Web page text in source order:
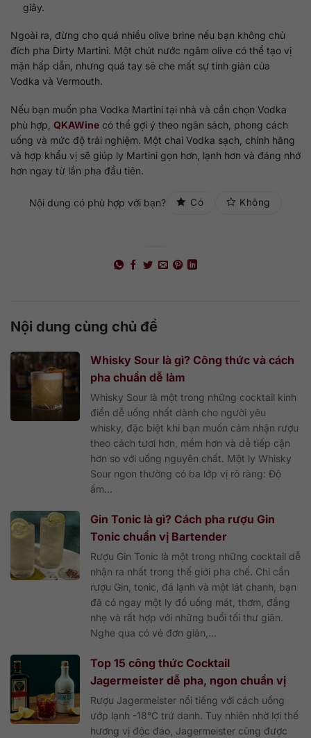
giây.
Ngoài ra, đừng cho quá nhiều olive brine nếu bạn không chủ
đích pha Dirty Martini. Một chút nước ngâm olive có thể tạo vị
mặn hấp dẫn, nhưng quá tay sẽ che mất sự tinh giản của
Vodka và Vermouth.
Nếu bạn muốn pha Vodka Martini tại nhà và cần chọn Vodka
phù hợp, QKAWine có thể gợi ý theo ngân sách, phong cách
uống và mức độ trải nghiệm. Một chai Vodka sạch, chính hãng
và hợp khẩu vị sẽ giúp ly Martini gọn hơn, lạnh hơn và đáng nhớ
hơn ngay từ lần pha đầu tiên.
Nội dung có phù hợp với bạn? Có Không
Nội dung cùng chủ đề
Whisky Sour là gì? Công thức và cách
pha chuẩn dễ làm
Whisky Sour là một trong những cocktail kinh
điển dễ uống nhất dành cho người yêu
whisky, đặc biệt khi bạn muốn cảm nhận rượu
theo cách tươi hơn, mềm hơn và dễ tiếp cận
hơn so với uống nguyên chất. Một ly Whisky
Sour ngon thường có ba lớp vị rõ ràng: Độ
ấm...
Gin Tonic là gì? Cách pha rượu Gin
Tonic chuẩn vị Bartender
Rượu Gin Tonic là một trong những cocktail dễ
nhận ra nhất trong thế giới pha chế. Chỉ cần
rượu Gin, tonic, đá lạnh và một lát chanh, bạn
đã có ngay một ly đồ uống mát, thơm, đắng
nhẹ và rất hợp với những buổi tối thư giãn.
Nghe qua có vẻ đơn giản,...
Top 15 công thức Cocktail
Jagermeister dễ pha, ngon chuẩn vị
Rượu Jagermeister nổi tiếng với cách uống
ướp lạnh -18°C trứ danh. Tuy nhiên nhờ lợi thế
hương vị độc đáo, Jagermeister cũng được